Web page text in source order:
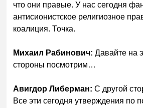
что они правые. У нас сегодня
антисионистское религиозное
коалиция. Точка.
Михаил Рабинович:Давайте на
стороны посмотрим…
Авигдор Либерман:С другой
Все эти сегодня утверждения по